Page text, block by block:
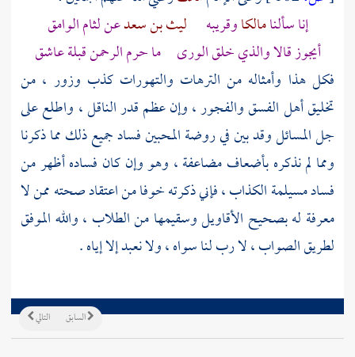
إنا سألنامالكاوقريبه ليث بن سعدعن لثام الوامق
أيجوز قالا والذي خلق الورى ما حرم الرحمن قبلة عاشق
فكل هذا وأمثاله من الترهات والتهورات كذب وزور ، من
تخليق أهل الفسق والفجور ، وإن عظم قدر الناقل ، واطلع على
جل المسائل وقد بين في روضة المحبين فساد جميع ذلك مما ذكرنا
ومما لم نذكره بأضعاف مضاعفة ، وهو وإن كان فساده أظهر من
فسادمسيلمة الكذاب، فإني ذكرته خوفا من اعتقاد صحته ممن لا
معرفة له بصحيح الأقاويل وسقيمها من الطلاب ، والله الموفق
لطريق الصواب ، لا رب لنا سواه ، ولا نعبد إلا إياه .
التالي السابق